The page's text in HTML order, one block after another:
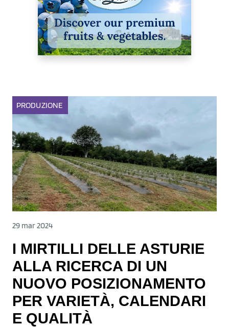
PRODUZIONE
29 mar 2024
I MIRTILLI DELLE ASTURIE
ALLA RICERCA DI UN
NUOVO POSIZIONAMENTO
PER VARIETÀ, CALENDARI
E QUALITÀ